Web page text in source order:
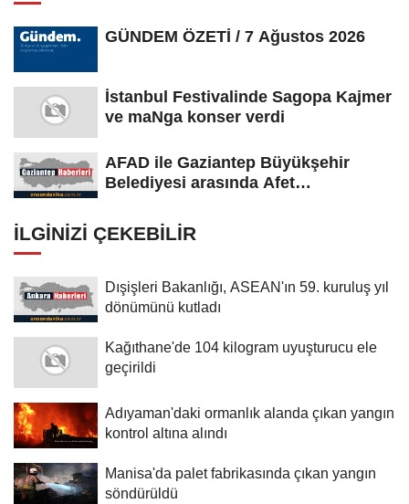
GÜNDEM ÖZETİ / 7 Ağustos 2026
İstanbul Festivalinde Sagopa Kajmer
ve maNga konser verdi
AFAD ile Gaziantep Büyükşehir
Belediyesi arasında Afet
İLGINIZI ÇEKEBILIR
Dışişleri Bakanlığı, ASEAN'ın 59. kuruluş yıl
dönümünü kutladı
Kağıthane'de 104 kilogram uyuşturucu ele
geçirildi
Adıyaman'daki ormanlık alanda çıkan yangın
kontrol altına alındı
Manisa'da palet fabrikasında çıkan yangın
söndürüldü